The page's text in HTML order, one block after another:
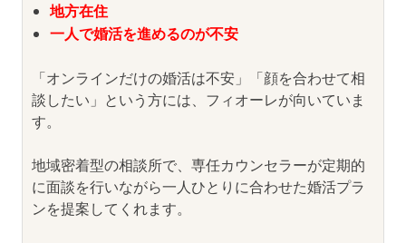
地方在住
一人で婚活を進めるのが不安
「オンラインだけの婚活は不安」「顔を合わせて相
談したい」という方には、フィオーレが向いていま
す。
地域密着型の相談所で、専任カウンセラーが定期的
に面談を行いながら一人ひとりに合わせた婚活プラ
ンを提案してくれます。